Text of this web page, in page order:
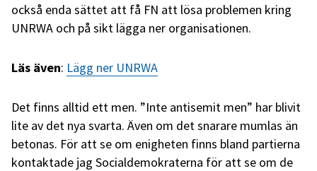
också enda sättet att få FN att lösa problemen kring
UNRWA och på sikt lägga ner organisationen.
Läs även: Lägg ner UNRWA
Det finns alltid ett men. ”Inte antisemit men” har blivit
lite av det nya svarta. Även om det snarare mumlas än
betonas. För att se om enigheten finns bland partierna
kontaktade jag Socialdemokraterna för att se om de